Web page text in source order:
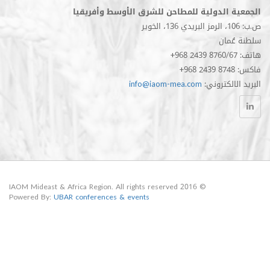
الدولية للمطاحن للشرق الأوسط وأفريقيا
info@iaom-mea.com
Powered By:UBAR conferences & events